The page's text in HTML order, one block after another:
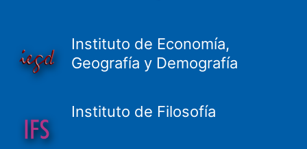
Instituto de Economía,
Geografía y Demografía
Instituto de Filosofía